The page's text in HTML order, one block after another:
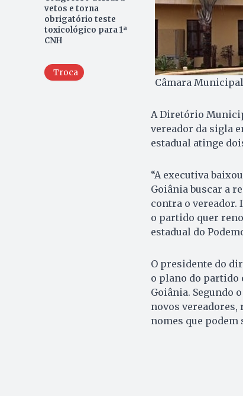
vetos e torna
obrigatório teste
toxicológico para 1ª
CNH
Troca
Câmara
A Diretório
vereador da sigla
estadual atinge
“A executiva
Goiânia buscar a
contra o vereador.
o partido quer
estadual do
O presidente do
o plano do partido
Goiânia. Segundo
novos vereadores,
nomes que podem